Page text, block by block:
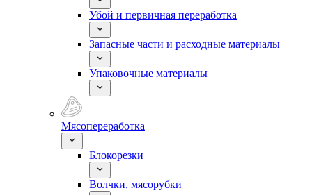
Убой и первичная переработка
Запасные части и расходные материалы
Упаковочные материалы
Мясопереработка
Блокорезки
Волчки, мясорубки